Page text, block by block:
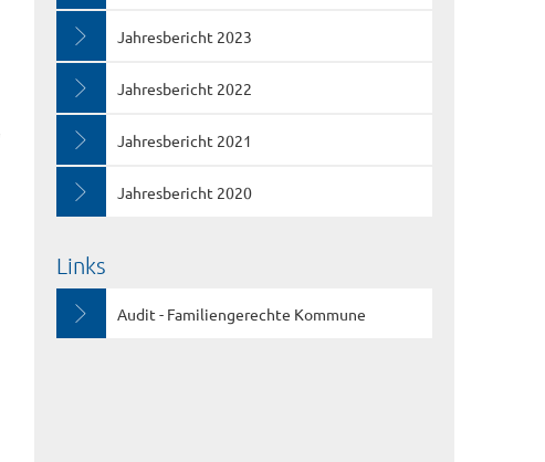
Jahresbericht 2023
Jahresbericht 2022
Jahresbericht 2021
Jahresbericht 2020
Links
Audit - Familiengerechte Kommune